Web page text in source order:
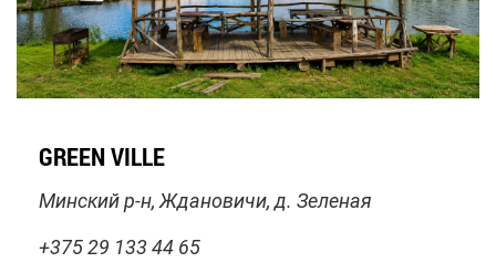
GREEN VILLE
Мин­ский р-н, Жда­но­ви­чи, д. Зе­ле­ная
+375 29 133 44 65